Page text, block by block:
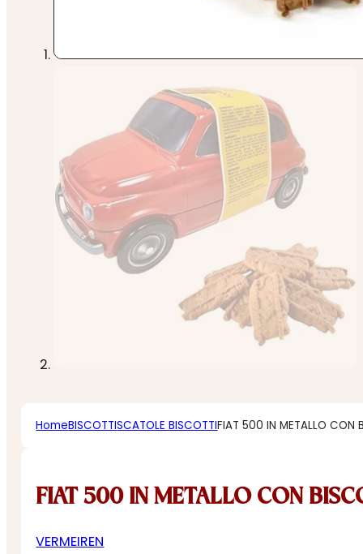
HomeBISCOTTISCATOLE BISCOTTIFIAT 500 IN METALLO CON
FIAT 500 IN METALLO CON
VERMEIREN